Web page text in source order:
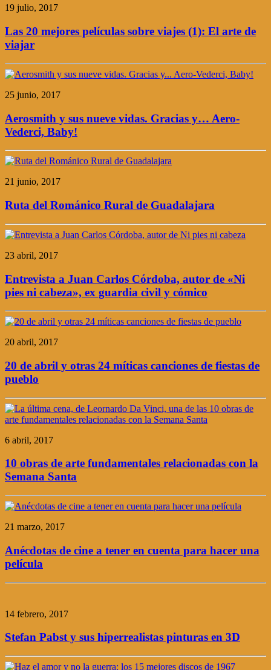
19 julio, 2017
Las 20 mejores películas sobre viajes (1): El arte de
viajar
25 junio, 2017
Aerosmith y sus nueve vidas. Gracias y… Aero-
Vederci, Baby!
21 junio, 2017
Ruta del Románico Rural de Guadalajara
23 abril, 2017
Entrevista a Juan Carlos Córdoba, autor de «Ni
pies ni cabeza», ex guardia civil y cómico
20 abril, 2017
20 de abril y otras 24 míticas canciones de fiestas de
pueblo
6 abril, 2017
10 obras de arte fundamentales relacionadas con la
Semana Santa
21 marzo, 2017
Anécdotas de cine a tener en cuenta para hacer una
película
14 febrero, 2017
Stefan Pabst y sus hiperrealistas pinturas en 3D